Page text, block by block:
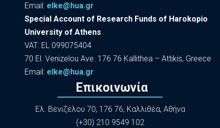
Εmail: elke@hua.gr
Special Account of Research Funds of Harokopio
University of Athens
VAT: EL 099075404
70 El. Venizelou Ave. 176 76 Kallithea – Attikis, Greece
Εmail: elke@hua.gr
Επικοινωνία
Ελ. Βενιζέλου 70, 176 76, Καλλιθέα, Αθήνα
(+30) 210 9549 102